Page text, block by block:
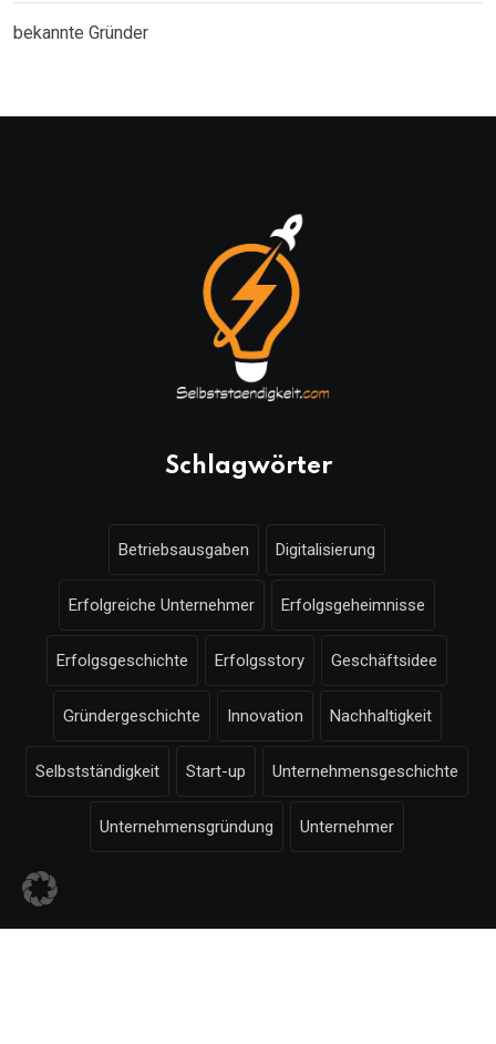
bekannte Gründer
Schlagwörter
Betriebsausgaben Digitalisierung
Erfolgreiche Unternehmer Erfolgsgeheimnisse
Erfolgsgeschichte Erfolgsstory Geschäftsidee
Gründergeschichte Innovation Nachhaltigkeit
Selbstständigkeit Start-up Unternehmensgeschichte
Unternehmensgründung Unternehmer